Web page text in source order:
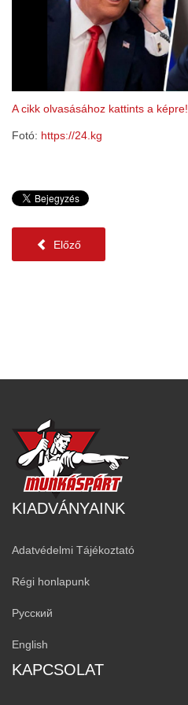
A cikk olvasásához kattints a képre!
Fotó: https://24.kg
Előző
KIADVÁNYAINK
Adatvédelmi Tájékoztató
Régi honlapunk
Русский
English
KAPCSOLAT